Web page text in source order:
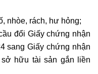
nhòe, rách, hư hỏng;
đổi Giấy chứng nhận
sang Giấy chứng nhận
hữu tài sản gắn liền